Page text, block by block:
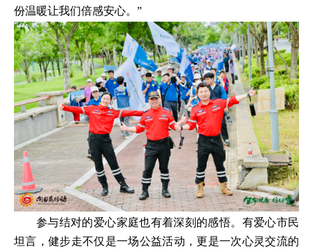
份温暖让我们倍感安心。”
参与结对的爱心家庭也有着深刻的感悟。有爱心市民
坦言，健步走不仅是一场公益活动，更是一次心灵交流的